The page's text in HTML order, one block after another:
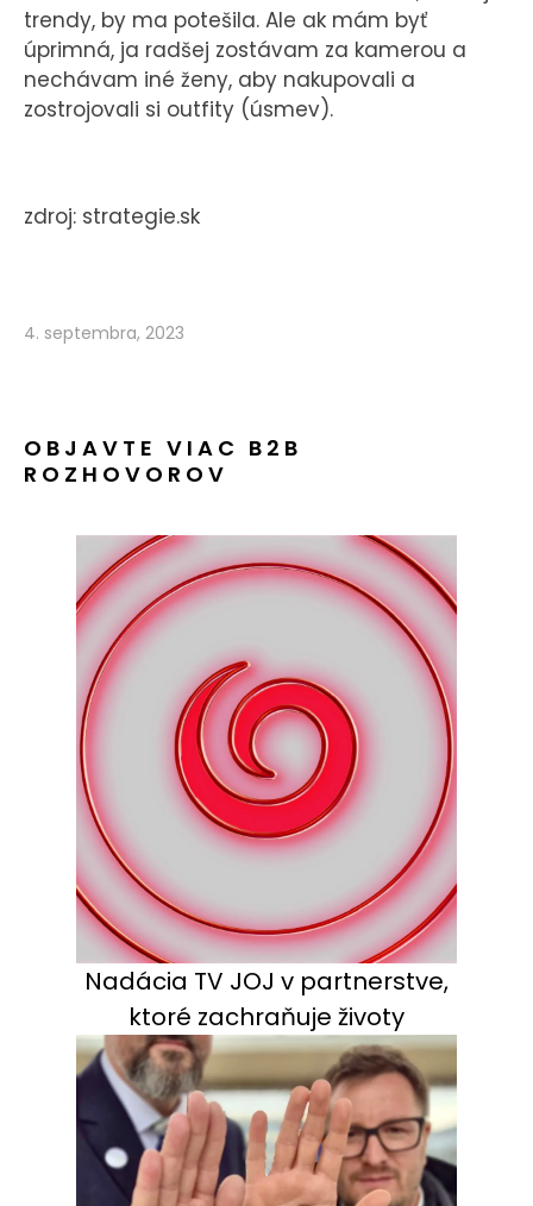
trendy, by ma potešila. Ale ak mám byť
úprimná, ja radšej zostávam za kamerou a
nechávam iné ženy, aby nakupovali a
zostrojovali si outfity (úsmev).
zdroj: strategie.sk
4. septembra, 2023
OBJAVTE VIAC B2B
ROZHOVOROV
Nadácia TV JOJ v partnerstve,
ktoré zachraňuje životy